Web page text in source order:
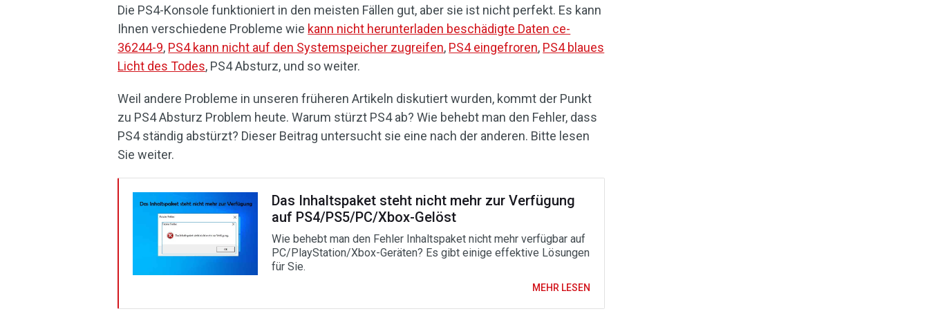
Die PS4-Konsole funktioniert in den meisten Fällen gut, aber sie ist nicht perfekt. Es kann
Ihnen verschiedene Probleme wie kann nicht herunterladen beschädigte Daten ce-
36244-9, PS4 kann nicht auf den Systemspeicher zugreifen, PS4 eingefroren, PS4 blaues
Licht des Todes, PS4 Absturz, und so weiter.
Weil andere Probleme in unseren früheren Artikeln diskutiert wurden, kommt der Punkt
zu PS4 Absturz Problem heute. Warum stürzt PS4 ab? Wie behebt man den Fehler, dass
PS4 ständig abstürzt? Dieser Beitrag untersucht sie eine nach der anderen. Bitte lesen
Sie weiter.
Das Inhaltspaket steht nicht mehr zur Verfügung
auf PS4/PS5/PC/Xbox-Gelöst
Wie behebt man den Fehler Inhaltspaket nicht mehr verfügbar auf
PC/PlayStation/Xbox-Geräten? Es gibt einige effektive Lösungen
für Sie.
MEHR LESEN